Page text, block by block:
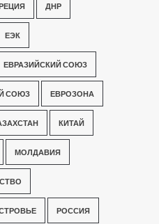
ДНР
ЕЭК
ЕВРАЗИЙСКИЙ СОЮЗ
СОЮЗ ЕВРОЗОНА
КИТАЙ
МОЛДАВИЯ
РОССИЯ